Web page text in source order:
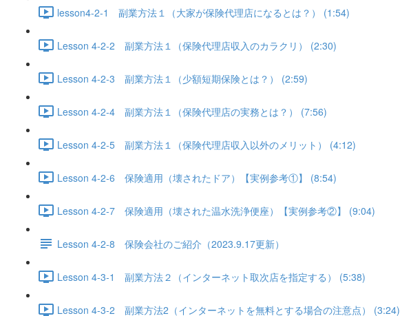
lesson4-2-1 副業方法１（大家が保険代理店になるとは？） (1:54)
Lesson 4-2-2 副業方法１（保険代理店収入のカラクリ） (2:30)
Lesson 4-2-3 副業方法１（少額短期保険とは？） (2:59)
Lesson 4-2-4 副業方法１（保険代理店の実務とは？） (7:56)
Lesson 4-2-5 副業方法１（保険代理店収入以外のメリット） (4:12)
Lesson 4-2-6 保険適用（壊されたドア）【実例参考①】 (8:54)
Lesson 4-2-7 保険適用（壊された温水洗浄便座）【実例参考②】 (9:04)
Lesson 4-2-8 保険会社のご紹介（2023.9.17更新）
Lesson 4-3-1 副業方法２（インターネット取次店を指定する） (5:38)
Lesson 4-3-2 副業方法2（インターネットを無料とする場合の注意点） (3:24)